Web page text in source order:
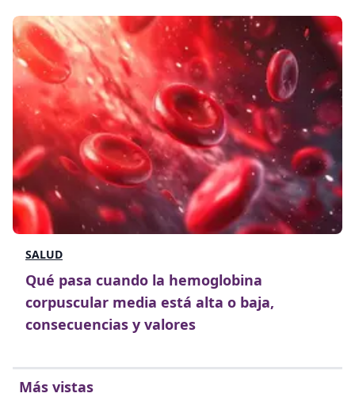
SALUD
Qué pasa cuando la hemoglobina
corpuscular media está alta o baja,
consecuencias y valores
Más vistas